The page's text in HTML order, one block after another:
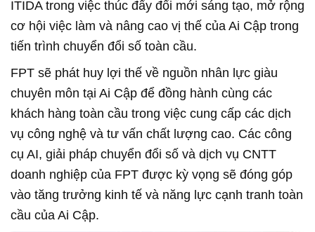
ITIDA trong việc thúc đẩy đổi mới sáng tạo, mở rộng
cơ hội việc làm và nâng cao vị thế của Ai Cập trong
tiến trình chuyển đổi số toàn cầu.
FPT sẽ phát huy lợi thế về nguồn nhân lực giàu
chuyên môn tại Ai Cập để đồng hành cùng các
khách hàng toàn cầu trong việc cung cấp các dịch
vụ công nghệ và tư vấn chất lượng cao. Các công
cụ AI, giải pháp chuyển đổi số và dịch vụ CNTT
doanh nghiệp của FPT được kỳ vọng sẽ đóng góp
vào tăng trưởng kinh tế và năng lực cạnh tranh toàn
cầu của Ai Cập.